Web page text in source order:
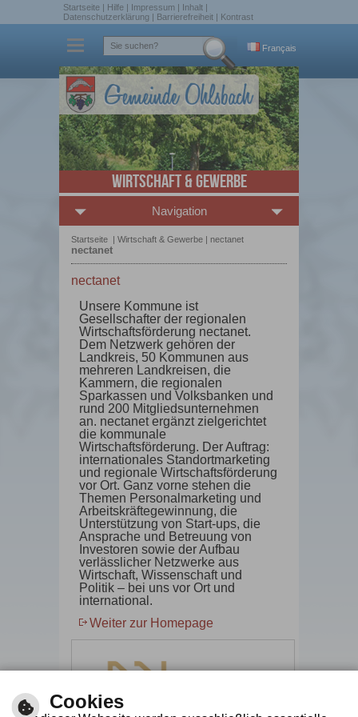
Startseite | Hilfe | Impressum | Inhalt |
Datenschutzerklärung | Barrierefreiheit | Kontrast
Français
Wirtschaft & Gewerbe
Navigation
Startseite | Wirtschaft & Gewerbe | nectanet
nectanet
nectanet
Unsere Kommune ist
Gesellschafter der regionalen
Wirtschaftsförderung nectanet.
Dem Netzwerk gehören der
Landkreis, 50 Kommunen aus
mehreren Landkreisen, die
Kammern, die regionalen
Sparkassen und Volksbanken und
rund 200 Mitgliedsunternehmen
an. nectanet ergänzt zielgerichtet
die kommunale
Wirtschaftsförderung. Der Auftrag:
internationales Standortmarketing
und regionale Wirtschaftsförderung
vor Ort. Ganz vorne stehen die
Themen Personalmarketing und
Arbeitskräftegewinnung, die
Unterstützung von Start-ups, die
Ansprache und Betreuung von
Investoren sowie der Aufbau
verlässlicher Netzwerke aus
Wirtschaft, Wissenschaft und
Politik – bei uns vor Ort und
international.
Weiter zur Homepage
Cookies